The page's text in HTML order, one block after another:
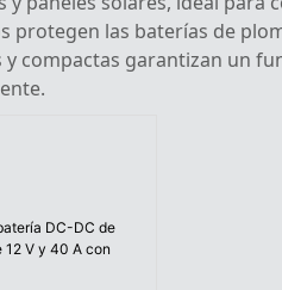
las baterías de
compactas garantizan un